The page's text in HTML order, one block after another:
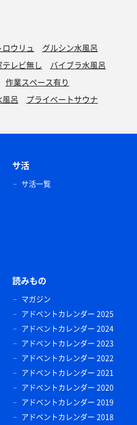
ウリュ
グルシン水風呂
レビ無し
バイブラ水風呂
作業スペース有り
呂 プライベートサウナ
サ活
サ活一覧
読みもの
マガジン
アドベントカレンダー 2025
アドベントカレンダー 2024
アドベントカレンダー 2023
アドベントカレンダー 2022
アドベントカレンダー 2021
アドベントカレンダー 2020
アドベントカレンダー 2019
アドベントカレンダー 2018